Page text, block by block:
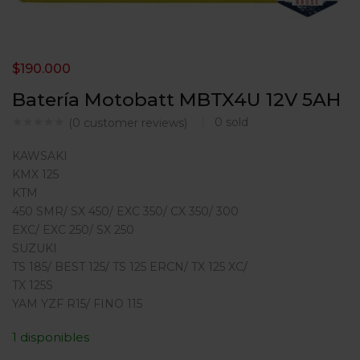
Batería Motobatt MBTX4U 12V 5AH
(0 customer reviews) 0 sold
$190.000
KAWSAKI
KMX 125
KTM
450 SMR/ SX 450/ EXC 350/ CX 350/ 300
EXC/ EXC 250/ SX 250
SUZUKI
TS 185/ BEST 125/ TS 125 ERCN/ TX 125 XC/
TX 125S
YAM YZF R15/ FINO 115
1 disponibles